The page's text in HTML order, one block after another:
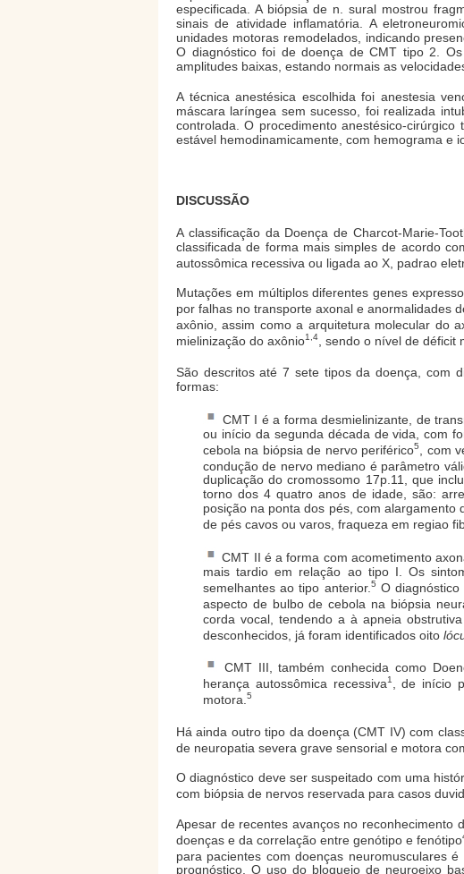
especificada. A biópsia de n. sural mostrou
sinais de atividade inflamatória. A
unidades motoras remodelados, indicando
O diagnóstico foi de doença de CMT tipo 2.
amplitudes baixas, estando normais as
A técnica anestésica escolhida foi anestesia
máscara laríngea sem sucesso, foi realizada
controlada. O procedimento anestésico-
estável hemodinamicamente, com hemograma e
DISCUSSÃO
A classificação da Doença de Charcot-Marie-
classificada de forma mais simples de acordo
autossômica recessiva ou ligada ao X, padrao
Mutações em múltiplos diferentes genes
por falhas no transporte axonal e anormalidades
axônio, assim como a arquitetura molecular do
mielinização do axônio1,4 , sendo o nível de
São descritos até 7 sete tipos da doença, com
formas:
CMT I é a forma desmielinizante, de
ou início da segunda década de vida, com
cebola na biópsia de nervo periférico5 , com
condução de nervo mediano é parâmetro
duplicação do cromossomo 17p.11, que
torno dos 4 quatro anos de idade, são:
posição na ponta dos pés, com
de pés cavos ou varos, fraqueza em regiao
CMT II é a forma com acometimento
mais tardio em relação ao tipo I. Os
semelhantes ao tipo anterior. 5 O
aspecto de bulbo de cebola na biópsia
corda vocal, tendendo a à apneia
desconhecidos, já foram identificados oito
CMT III, também conhecida como
herança autossômica recessiva1
, de início
motora. 5
Há ainda outro tipo da doença (CMT IV) com
de neuropatia severa grave sensorial e motora
O diagnóstico deve ser suspeitado com uma
com biópsia de nervos reservada para casos
Apesar de recentes avanços no reconhecimento
doenças e da correlação entre genótipo e fenótipo
para pacientes com doenças neuromusculares
prognóstico. O uso do bloqueio de neuroeixo